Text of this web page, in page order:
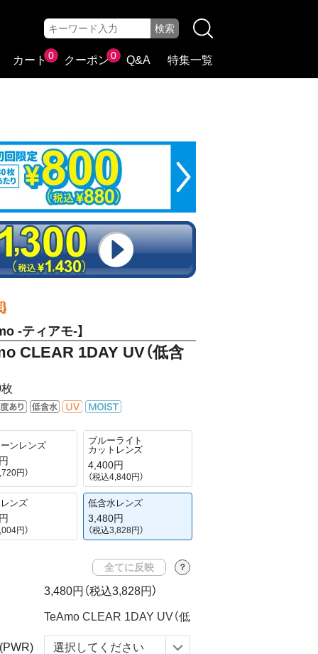
-ティアモ-】
CLEAR 1DAY UV（低含
ンレンズ
円）
ブルーライト
カットレンズ
4,400円
（税込4,840円）
ンズ
円）
低含水レンズ
3,480円
（税込3,828円）
全てに反映 ？
3,480円 （税込3,828円）
カート0 クーポン0 Q&A 特集一覧